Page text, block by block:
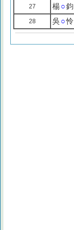
27 楊○鈞
28 吳 ○怜